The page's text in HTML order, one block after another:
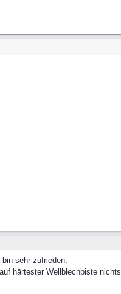
bin sehr zufrieden.
härtester Wellblechbiste